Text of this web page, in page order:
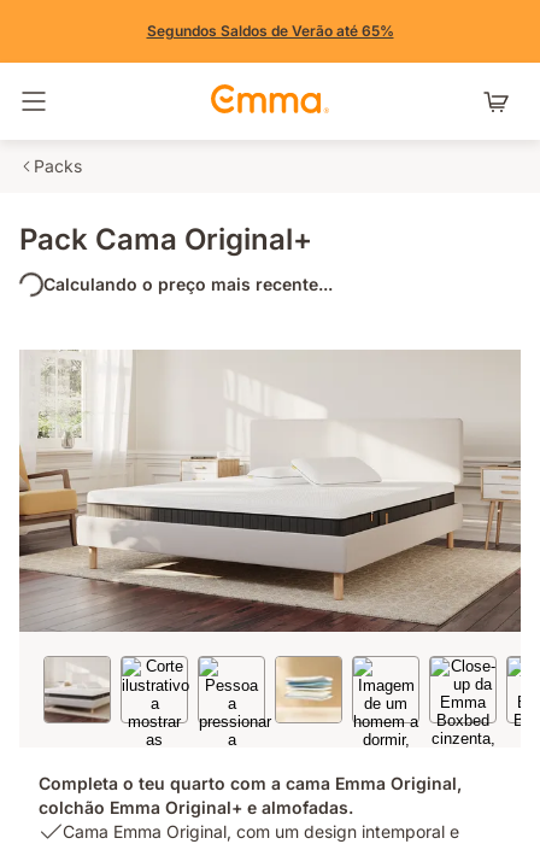
Segundos Saldos de Verão até 65%
Packs
Pack Cama Original+
Calculando o preço mais recente...
Completa o teu quarto com a cama Emma Original,
colchão Emma Original+ e almofadas.
USPCama Emma Original, com um design intemporal e